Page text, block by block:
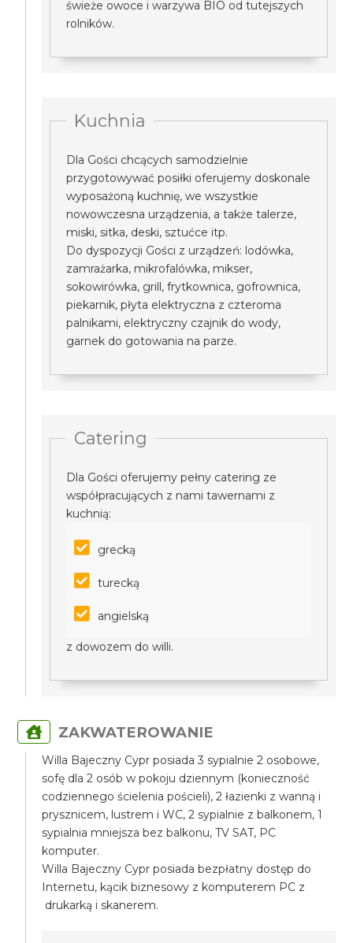
świeże owoce i warzywa BIO od tutejszych
rolników.
Kuchnia
Dla Gości chcących samodzielnie
przygotowywać posiłki oferujemy doskonale
wyposażoną kuchnię, we wszystkie
nowowczesna urządzenia, a także talerze,
miski, sitka, deski, sztućce itp.
Do dyspozycji Gości z urządzeń: lodówka,
zamrażarka, mikrofalówka, mikser,
sokowirówka, grill, frytkownica, gofrownica,
piekarnik, płyta elektryczna z czteroma
palnikami, elektryczny czajnik do wody,
garnek do gotowania na parze.
Catering
Dla Gości oferujemy pełny catering ze
współpracujących z nami tawernami z
kuchnią:
grecką
turecką
angielską
z dowozem do willi.
ZAKWATEROWANIE
Willa Bajeczny Cypr posiada 3 sypialnie 2 osobowe,
sofę dla 2 osób w pokoju dziennym (konieczność
codziennego ścielenia pościeli), 2 łazienki z wanną i
prysznicem, lustrem i WC, 2 sypialnie z balkonem, 1
sypialnia mniejsza bez balkonu, TV SAT, PC
komputer.
Willa Bajeczny Cypr posiada bezpłatny dostęp do
Internetu, kącik biznesowy z komputerem PC z
drukarką i skanerem.